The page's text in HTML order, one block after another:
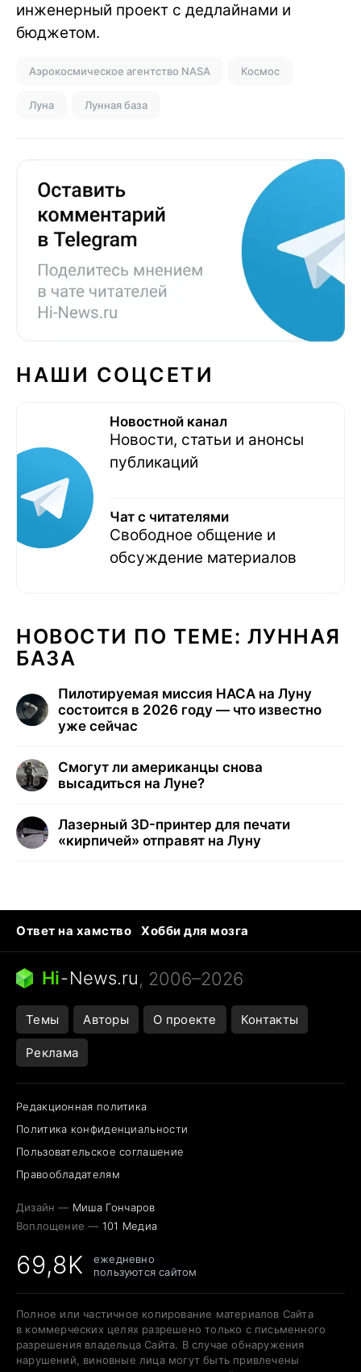
инженерный проект с дедлайнами и
бюджетом.
Аэрокосмическое агентство NASA Космос
Луна Лунная база
НАШИ СОЦСЕТИ
Новостной канал
Новости, статьи и анонсы
публикаций
Чат с читателями
Свободное общение и
обсуждение материалов
НОВОСТИ ПО ТЕМЕ: ЛУННАЯ
БАЗА
Пилотируемая миссия НАСА на Луну
состоится в 2026 году — что известно
уже сейчас
Смогут ли американцы снова
высадиться на Луне?
Лазерный 3D-принтер для печати
«кирпичей» отправят на Луну
Ответ на хамство
Хобби для мозга
Бензин 100 и 95
Тунцы в океанариуме
Следующая пандемия
Hi-News.ru, 2006–2026
Темы Авторы О проекте Контакты
Реклама
Редакционная политика
Политика конфиденциальности
Пользовательское соглашение
Правообладателям
Дизайн — Миша Гончаров
Воплощение — 101 Медиа
69,8K
ежедневно
пользуются сайтом
Полное или частичное копирование материалов Сайта
в коммерческих целях разрешено только с письменного
разрешения владельца Сайта. В случае обнаружения
нарушений, виновные лица могут быть привлечены